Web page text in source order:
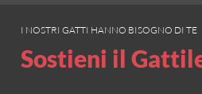
I NOSTRI GATTI HANNO BISOGNO DI TE
Sostieni il